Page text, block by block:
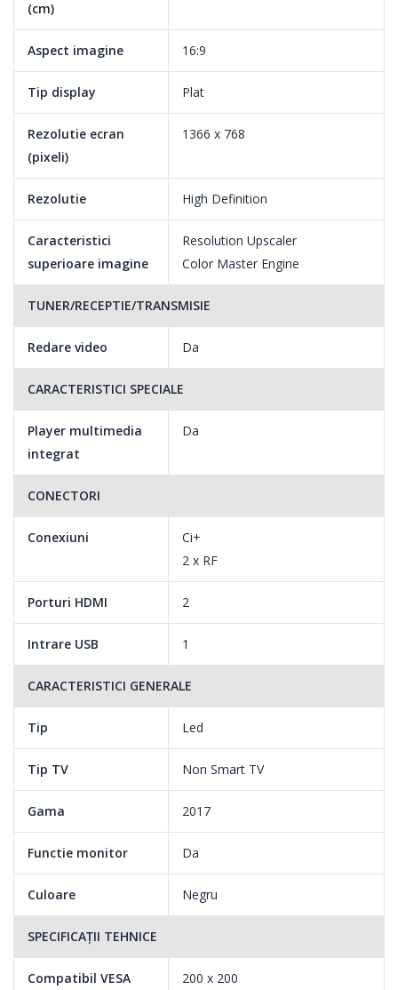
(cm)
Aspect imagine 16:9
Tip display Plat
Rezolutie ecran
(pixeli)
1366 x 768
Rezolutie High Definition
Caracteristici
superioare imagine
Resolution Upscaler
Color Master Engine
TUNER/RECEPTIE/TRANSMISIE
Redare video Da
CARACTERISTICI SPECIALE
Player multimedia
integrat
Da
CONECTORI
Conexiuni
Ci+
2 x RF
Porturi HDMI 2
Intrare USB 1
CARACTERISTICI GENERALE
Tip Led
Tip TV Non Smart TV
Gama 2017
Functie monitor Da
Culoare Negru
SPECIFICAȚII TEHNICE
Compatibil VESA 200 x 200